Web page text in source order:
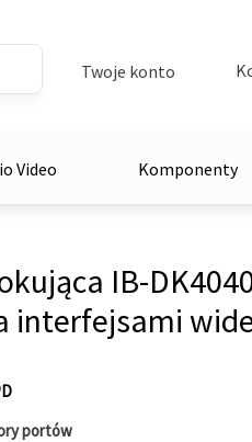
Twoje konto
Video Komponenty
IB-
interfejsami
portów